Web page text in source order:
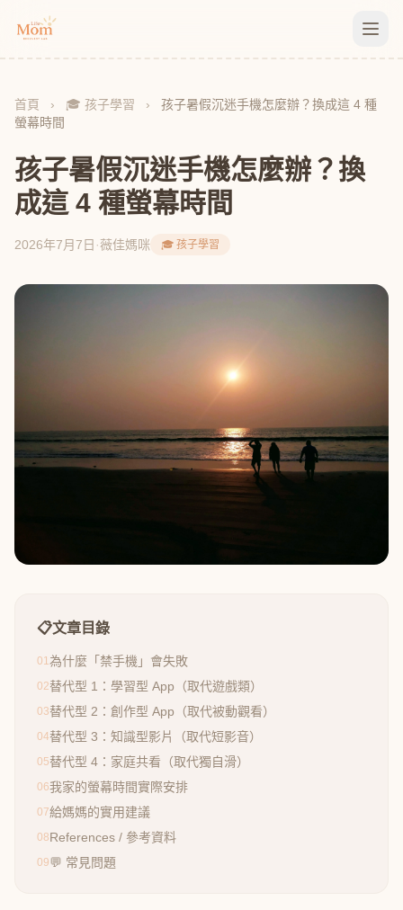
首頁 › 🎓 孩子學習 ›
孩子暑假沉迷手機怎麼辦？換成這 4 種
螢幕時間
孩子暑假沉迷手機怎麼辦？換
成這 4 種螢幕時間
2026年7月7日 ·薇佳媽咪 🎓 孩子學習
📋文章目錄
01為什麼「禁手機」會失敗
02替代型 1：學習型 App（取代遊戲類）
03替代型 2：創作型 App（取代被動觀看）
04替代型 3：知識型影片（取代短影音）
05替代型 4：家庭共看（取代獨自滑）
06我家的螢幕時間實際安排
07給媽媽的實用建議
08References / 參考資料
09💬 常見問題